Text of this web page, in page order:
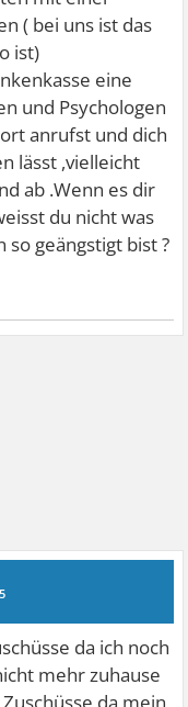
( bei uns ist das
ist)
eine
und Psychologen
anrufst und dich
lässt ,vielleicht
ab .Wenn es dir
du nicht was
so geängstigt bist ?
da ich noch
mehr zuhause
da mein